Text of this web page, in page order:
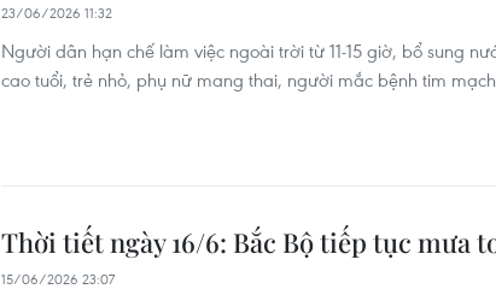
23/06/2026 11:32
Người dân hạn chế làm việc ngoài trời từ 11-15 giờ, bổ sung
cao tuổi, trẻ nhỏ, phụ nữ mang thai, người mắc bệnh tim
Thời tiết ngày 16/6: Bắc Bộ tiếp tục mưa
15/06/2026 23:07